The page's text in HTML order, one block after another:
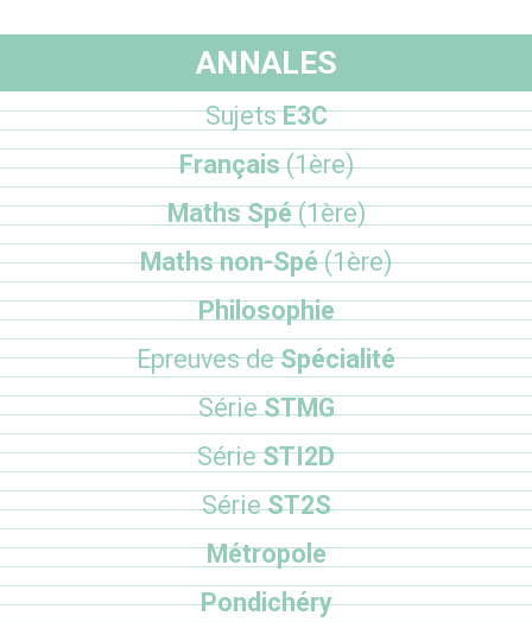
ANNALES
SujetsE3C
Français(1ère)
Maths Spé(1ère)
Maths non-Spé(1ère)
Philosophie
Epreuves deSpécialité
SérieSTMG
SérieSTI2D
SérieST2S
Métropole
Pondichéry